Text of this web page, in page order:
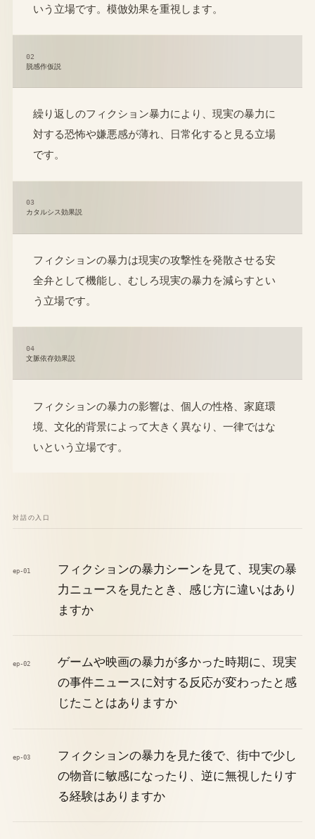
いう立場です。模倣効果を重視します。
02
脱感作仮説
繰り返しのフィクション暴力により、現実の暴力に
対する恐怖や嫌悪感が薄れ、日常化すると見る立場
です。
03
カタルシス効果説
フィクションの暴力は現実の攻撃性を発散させる安
全弁として機能し、むしろ現実の暴力を減らすとい
う立場です。
04
文脈依存効果説
フィクションの暴力の影響は、個人の性格、家庭環
境、文化的背景によって大きく異なり、一律ではな
いという立場です。
対話の入口
ep-01
フィクションの暴力シーンを見て、現実の暴
力ニュースを見たとき、感じ方に違いはあり
ますか
ep-02
ゲームや映画の暴力が多かった時期に、現実
の事件ニュースに対する反応が変わったと感
じたことはありますか
ep-03
フィクションの暴力を見た後で、街中で少し
の物音に敏感になったり、逆に無視したりす
る経験はありますか